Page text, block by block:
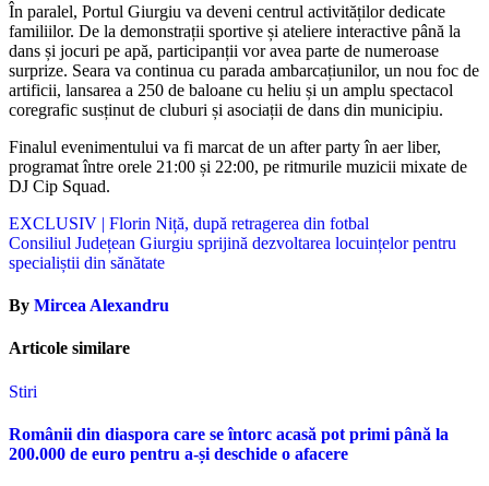
În paralel, Portul Giurgiu va deveni centrul activităților dedicate
familiilor. De la demonstrații sportive și ateliere interactive până la
dans și jocuri pe apă, participanții vor avea parte de numeroase
surprize. Seara va continua cu parada ambarcațiunilor, un nou foc de
artificii, lansarea a 250 de baloane cu heliu și un amplu spectacol
coregrafic susținut de cluburi și asociații de dans din municipiu.
Finalul evenimentului va fi marcat de un after party în aer liber,
programat între orele 21:00 și 22:00, pe ritmurile muzicii mixate de
DJ Cip Squad.
Navigare
în
EXCLUSIV | Florin Niță, după retragerea din fotbal
Consiliul Județean Giurgiu sprijină dezvoltarea locuințelor pentru
specialiștii din sănătate
By Mircea Alexandru
Articole similare
Stiri
Românii din diaspora care se întorc acasă pot primi până la
200.000 de euro pentru a-și deschide o afacere